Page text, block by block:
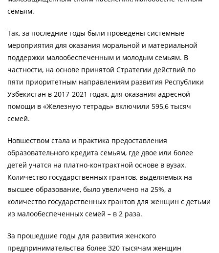
семьям.
Так, за последние годы были проведены системные
мероприятия для оказания моральной и материальной
поддержки малообеспеченным и молодым семьям. В
частности, на основе принятой Стратегии действий по
пяти приоритетным направлениям развития Республики
Узбекистан в 2017-2021 годах, для оказания адресной
помощи в «Железную тетрадь» включили 595,6 тысяч
семей.
Новшеством стала и практика предоставления
образовательного кредита семьям, где двое или более
детей учатся на платно-контрактной основе в вузах.
Количество государственных грантов, выделяемых на
высшее образование, было увеличено на 25%, а
количество государственных грантов для женщин с детьми
из малообеспеченных семей – в 2 раза.
За прошедшие годы для развития женского
предпринимательства более 320 тысячам женщин